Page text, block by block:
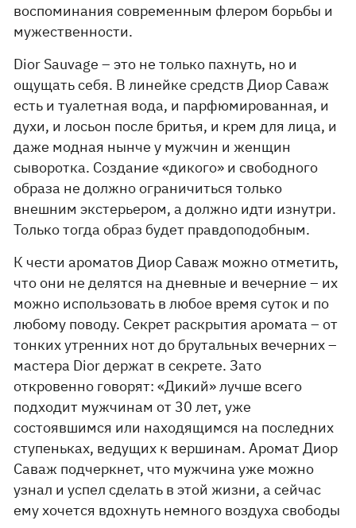
воспоминания современным флером борьбы и
мужественности.
Dior Sauvage – это не только пахнуть, но и
ощущать себя. В линейке средств Диор Саваж
есть и туалетная вода, и парфюмированная, и
духи, и лосьон после бритья, и крем для лица, и
даже модная нынче у мужчин и женщин
сыворотка. Создание «дикого» и свободного
образа не должно ограничиться только
внешним экстерьером, а должно идти изнутри.
Только тогда образ будет правдоподобным.
К чести ароматов Диор Саваж можно отметить,
что они не делятся на дневные и вечерние – их
можно использовать в любое время суток и по
любому поводу. Секрет раскрытия аромата – от
тонких утренних нот до брутальных вечерних –
мастера Dior держат в секрете. Зато
откровенно говорят: «Дикий» лучше всего
подходит мужчинам от 30 лет, уже
состоявшимся или находящимся на последних
ступеньках, ведущих к вершинам. Аромат Диор
Саваж подчеркнет, что мужчина уже можно
узнал и успел сделать в этой жизни, а сейчас
ему хочется вдохнуть немного воздуха свободы